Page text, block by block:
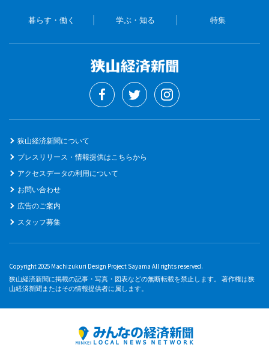
暮らす・働く 学ぶ・知る 特集
狭山経済新聞について
プレスリリース・情報提供はこちらから
アクセスデータの利用について
お問い合わせ
広告のご案内
スタッフ募集
Copyright 2025 Machizukuri Design Project Sayama All rights reserved.
狭山経済新聞に掲載の記事・写真・図表などの無断転載を禁止します。 著作権は狭
山経済新聞またはその情報提供者に属します。